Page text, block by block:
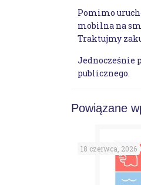
Pomimo
mobilna na
Traktujmy
Jednocześnie
publicznego.
Powiązane
18 czerwca, 2026